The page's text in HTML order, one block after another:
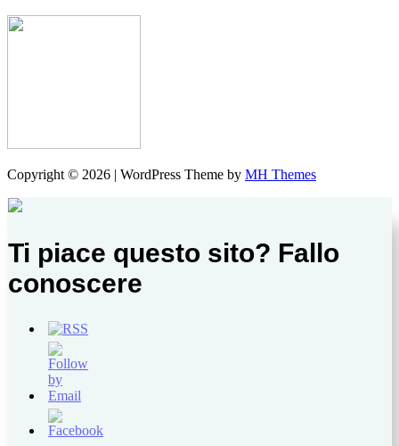
Copyright © 2026 | WordPress Theme by MH Themes
Ti piace questo sito? Fallo
conoscere